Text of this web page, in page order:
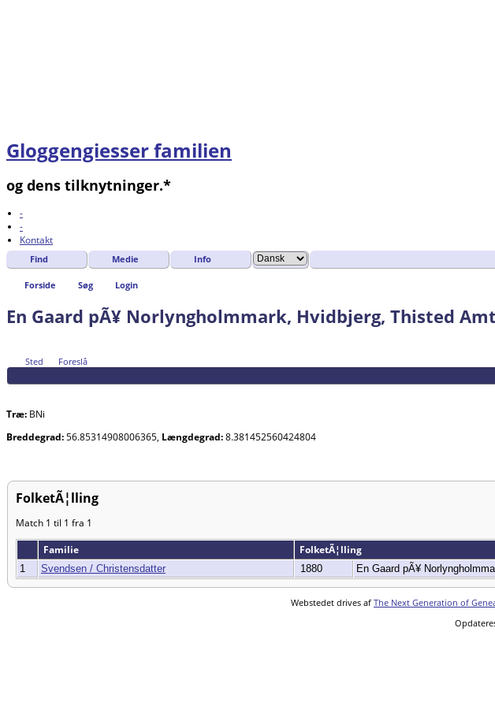
Gloggengiesser familien
og dens tilknytninger.*
-
-
Kontakt
Find Medie Info
Forside Søg Login
En Gaard pÃ¥ Norlyngholmmark, Hvidbjerg, Thisted
Sted Foreslå
Træ: BNi
Breddegrad:56.85314908006365, Længdegrad:8.381452560424804
FolketÃ¦lling
Match 1 til 1 fra 1
Familie
FolketÃ¦lling
1 Svendsen / Christensdatter 1880 En Gaard pÃ¥
Webstedet drives af The Next Generation of